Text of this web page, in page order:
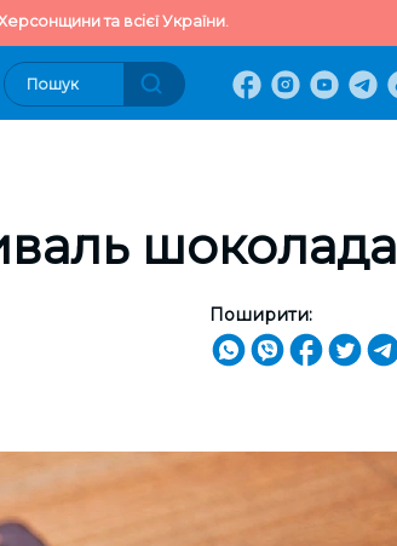
та всієї України.
шоколада
Поширити: